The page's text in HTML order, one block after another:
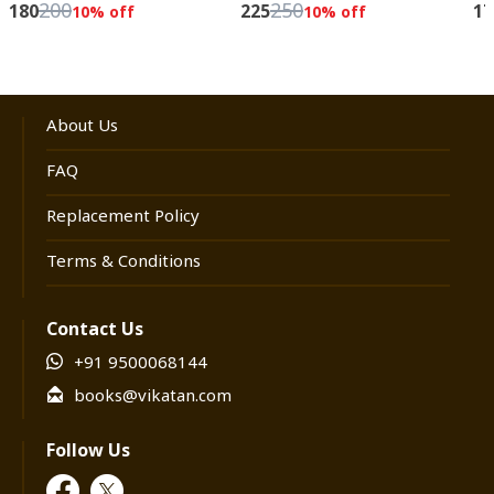
18020010% off 22525010% off
About Us
FAQ
Replacement Policy
Terms & Conditions
Contact Us
+91 9500068144
books@vikatan.com
Follow Us